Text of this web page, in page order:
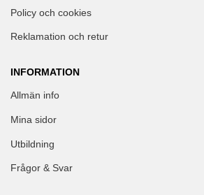
Policy och cookies
Reklamation och retur
INFORMATION
Allmän info
Mina sidor
Utbildning
Frågor & Svar